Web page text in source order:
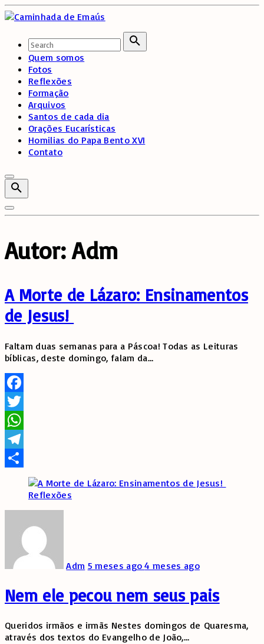
Skip
to
Search
Search
for:
Quem somos
Fotos
Reflexões
Formação
Arquivos
Santos de cada dia
Orações Eucarísticas
Homilias do Papa Bento XVI
Contato
Autor:Adm
A Morte de Lázaro: Ensinamentos
de Jesus!
Faltam duas semanas para a Páscoa! Todas as Leituras
bíblicas, deste domingo, falam da…
Facebook
Twitter
WhatsApp
Telegram
Share
Reflexões
Adm 5 meses ago4 meses ago
Nem ele pecou nem seus pais
Queridos irmãos e irmãs Nestes domingos de Quaresma,
através dos textos do Evangelho de João,…